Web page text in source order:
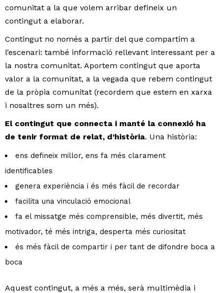
comunitat a la que volem arribar defineix un
contingut a elaborar.
Contingut no només a partir del que compartim a
l’escenari: també informació rellevant interessant per a
la nostra comunitat. Aportem contingut que aporta
valor a la comunitat, a la vegada que rebem contingut
de la pròpia comunitat (recordem que estem en xarxa
i nosaltres som un més).
El contingut que connecta i manté la connexió ha
de tenir format de relat, d’història. Una història:
ens defineix millor, ens fa més clarament
identificables
genera experiència i és més fàcil de recordar
facilita una vinculació emocional
fa el missatge més comprensible, més divertit, més
motivador, té més intriga, desperta més curiositat
és més fàcil de compartir i per tant de difondre boca a
boca
Aquest contingut, a més a més, serà multimèdia i